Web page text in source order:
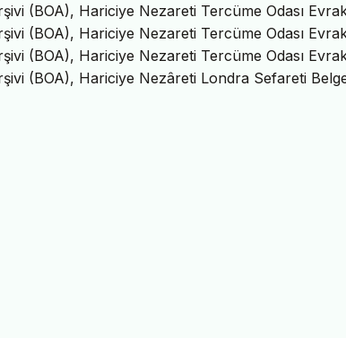
(BOA), Hariciye Nezareti Tercüme Odası
(BOA), Hariciye Nezareti Tercüme Odası
(BOA), Hariciye Nezareti Tercüme Odası
(BOA), Hariciye Nezâreti Londra Sefareti